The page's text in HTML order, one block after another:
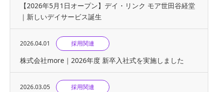
【2026年5月1日オープン】デイ・リンク モア世田谷経堂
｜新しいデイサービス誕生
2026.04.01 採用関連
株式会社more｜2026年度 新卒入社式を実施しました
2026.03.05 採用関連